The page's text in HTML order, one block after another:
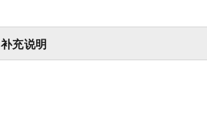
补充说明